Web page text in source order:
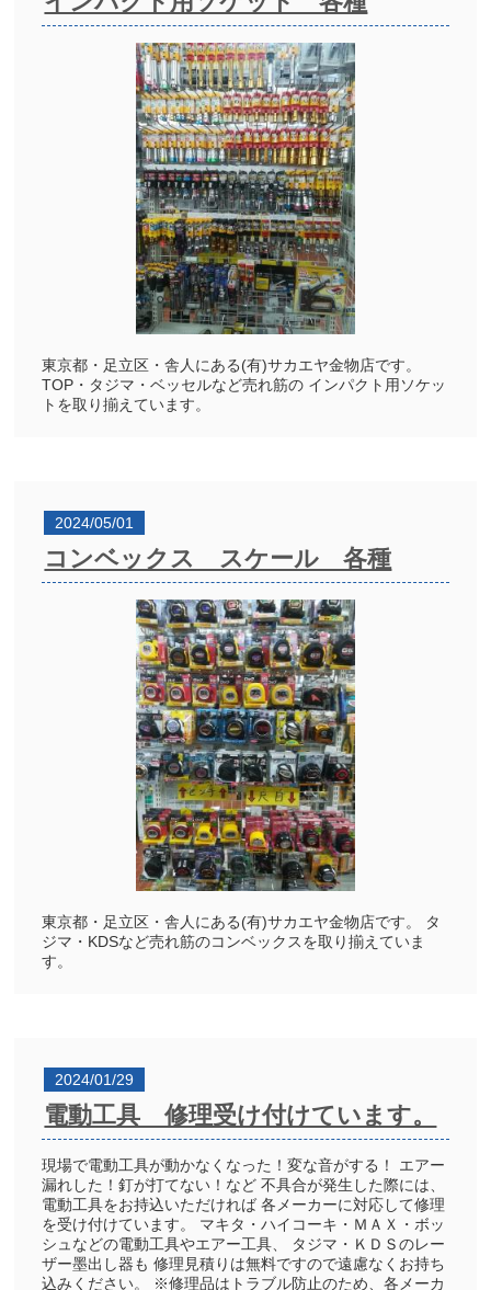
東京都・足立区・舎人にある(有)サカエヤ金物店です。
TOP・タジマ・ベッセルなど売れ筋の インパクト用ソケッ
トを取り揃えています。
2024/05/01
コンベックス スケール 各種
東京都・足立区・舎人にある(有)サカエヤ金物店です。 タ
ジマ・KDSなど売れ筋のコンベックスを取り揃えていま
す。
2024/01/29
電動工具 修理受け付けています。
現場で電動工具が動かなくなった！変な音がする！ エアー
漏れした！釘が打てない！など 不具合が発生した際には、
電動工具をお持込いただければ 各メーカーに対応して修理
を受け付けています。 マキタ・ハイコーキ・ＭＡＸ・ボッ
シュなどの電動工具やエアー工具、 タジマ・ＫＤＳのレー
ザー墨出し器も 修理見積りは無料ですので遠慮なくお持ち
込みください。 ※修理品はトラブル防止のため、各メーカ